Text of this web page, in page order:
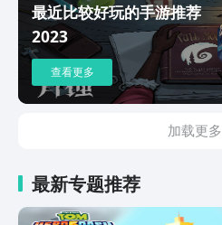
最近比较好玩的手游推荐
2023
查看更多
加载更多
最新专题推荐